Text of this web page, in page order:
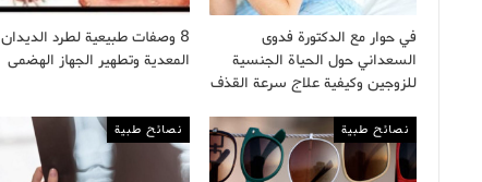
في حوار مع الدكتورة فدوى
السعداني حول الحياة الجنسية
للزوجين وكيفية علاج سرعة القذف
8 وصفات طبيعية لطرد الديدان
المعدية وتطهير الجهاز الهضمى
نصائح طبية نصائح طبية